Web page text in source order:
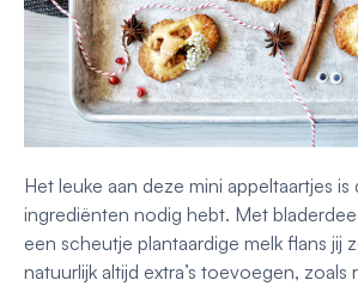
Het leuke aan deze mini appeltaartjes is
ingrediënten nodig hebt. Met
een scheutje plantaardige melk flans jij
natuurlijk altijd extra’s toevoegen,